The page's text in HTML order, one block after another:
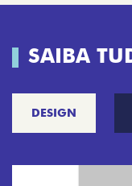
SAIBA
DESIGN